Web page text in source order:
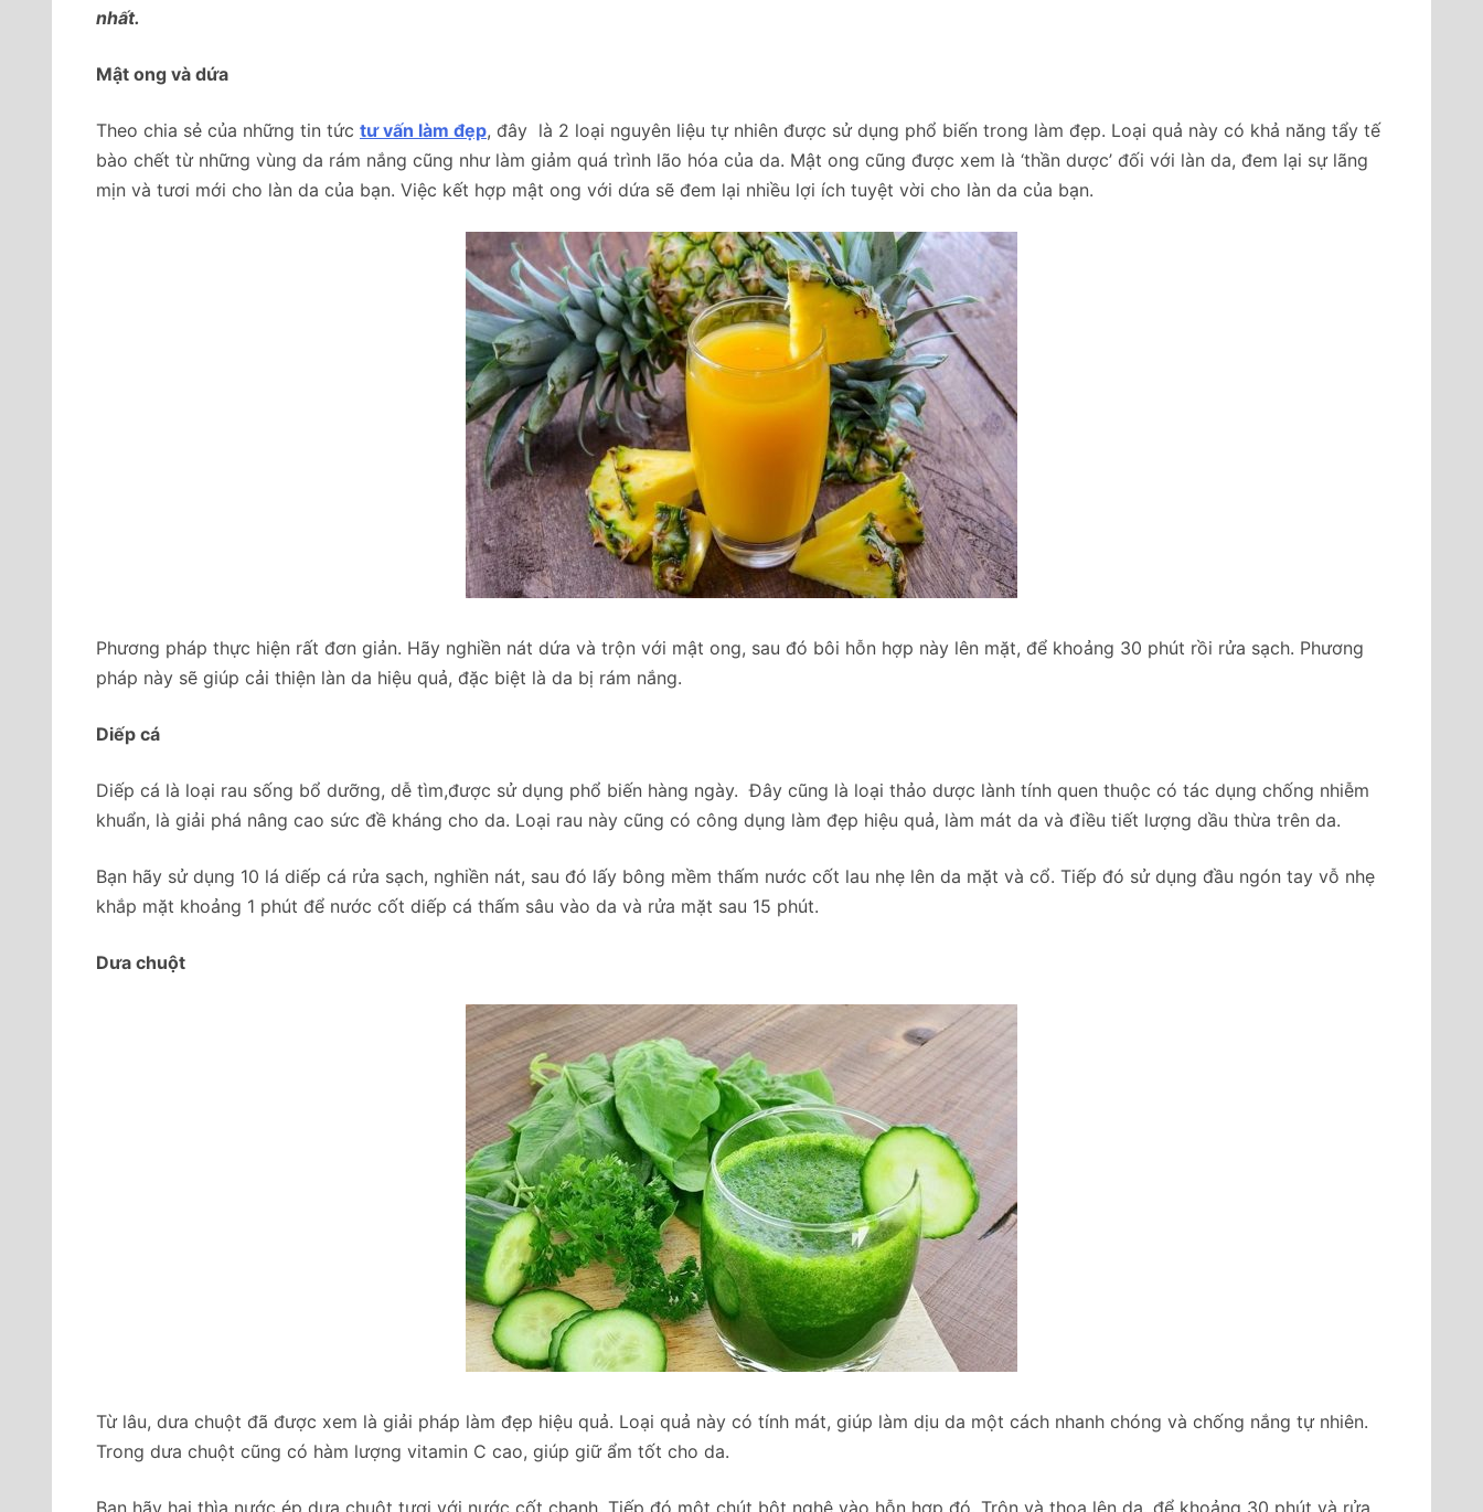
nhất.
Mật ong và dứa
Theo chia sẻ của những tin tức tư vấn làm đẹp, đây là 2 loại nguyên liệu tự nhiên được sử dụng phổ biến trong làm đẹp. Loại quả này có khả năng tẩy tế
bào chết từ những vùng da rám nắng cũng như làm giảm quá trình lão hóa của da. Mật ong cũng được xem là ‘thần dược’ đối với làn da, đem lại sự lãng
mịn và tươi mới cho làn da của bạn. Việc kết hợp mật ong với dứa sẽ đem lại nhiều lợi ích tuyệt vời cho làn da của bạn.
Phương pháp thực hiện rất đơn giản. Hãy nghiền nát dứa và trộn với mật ong, sau đó bôi hỗn hợp này lên mặt, để khoảng 30 phút rồi rửa sạch. Phương
pháp này sẽ giúp cải thiện làn da hiệu quả, đặc biệt là da bị rám nắng.
Diếp cá
Diếp cá là loại rau sống bổ dưỡng, dễ tìm,được sử dụng phổ biến hàng ngày. Đây cũng là loại thảo dược lành tính quen thuộc có tác dụng chống nhiễm
khuẩn, là giải phá nâng cao sức đề kháng cho da. Loại rau này cũng có công dụng làm đẹp hiệu quả, làm mát da và điều tiết lượng dầu thừa trên da.
Bạn hãy sử dụng 10 lá diếp cá rửa sạch, nghiền nát, sau đó lấy bông mềm thấm nước cốt lau nhẹ lên da mặt và cổ. Tiếp đó sử dụng đầu ngón tay vỗ nhẹ
khắp mặt khoảng 1 phút để nước cốt diếp cá thấm sâu vào da và rửa mặt sau 15 phút.
Dưa chuột
Từ lâu, dưa chuột đã được xem là giải pháp làm đẹp hiệu quả. Loại quả này có tính mát, giúp làm dịu da một cách nhanh chóng và chống nắng tự nhiên.
Trong dưa chuột cũng có hàm lượng vitamin C cao, giúp giữ ẩm tốt cho da.
Bạn hãy hai thìa nước ép dưa chuột tươi với nước cốt chanh. Tiếp đó một chút bột nghệ vào hỗn hợp đó. Trộn và thoa lên da, để khoảng 30 phút và rửa